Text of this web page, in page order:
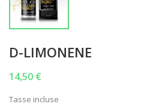
D-LIMONENE
14,50 €
Tasse incluse